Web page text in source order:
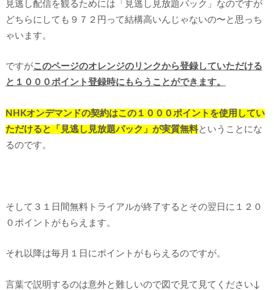
見逃し配信を観るためには「見逃し見放題パック」なのですが
どちらにしても９７２円って結構高いんじゃないの〜と思っち
ゃいます。
ですがこのページのオレンジのリンクから登録していただける
と１０００ポイント登録時にもらうことができます。
NHKオンデマンドの契約はこの１０００ポイントを使用してい
ただけると「見逃し見放題パック」が実質無料ということにな
るのです。
そして３１日間無料トライアルが終了するとその翌日に１２０
０ポイントがもらえます。
それ以降は毎月１日にポイントがもらえるのですが。
言葉で説明するのは意外と難しいので図で見て見てください↓